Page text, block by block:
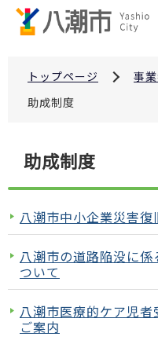
トップページ 事
助成制度
こ
か
ら
助成制度
八潮市中小企業災害復
八潮市の道路陥没に
ついて
八潮市医療的ケア児
ご案内